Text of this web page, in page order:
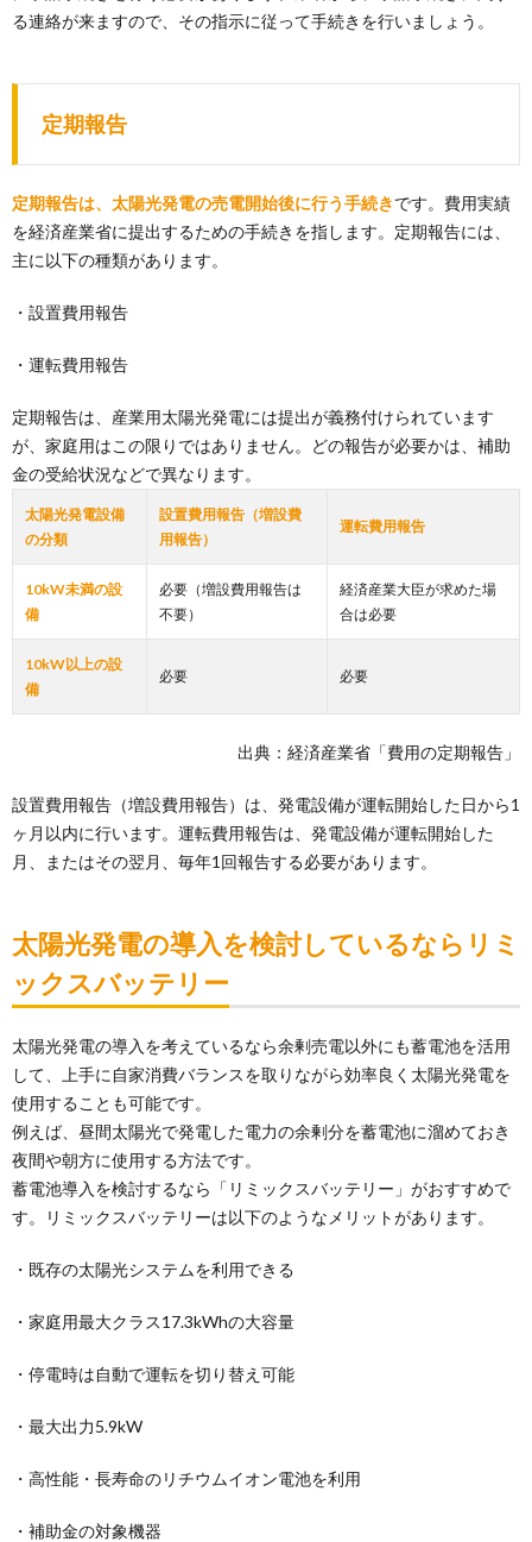
る連絡が来ますので、その指示に従って手続きを行いましょう。
定期報告
定期報告は、太陽光発電の売電開始後に行う手続きです。費用実績
を経済産業省に提出するための手続きを指します。定期報告には、
主に以下の種類があります。
・設置費用報告
・運転費用報告
定期報告は、産業用太陽光発電には提出が義務付けられています
が、家庭用はこの限りではありません。どの報告が必要かは、補助
金の受給状況などで異なります。
太陽光発電設備
の分類
設置費用報告（増設費
用報告）
運転費用報告
10kW未満の設
備
必要（増設費用報告は
不要）
経済産業大臣が求めた場
合は必要
10kW以上の設
備
必要 必要
出典：経済産業省「費用の定期報告」
設置費用報告（増設費用報告）は、発電設備が運転開始した日から1
ヶ月以内に行います。運転費用報告は、発電設備が運転開始した
月、またはその翌月、毎年1回報告する必要があります。
太陽光発電の導入を検討しているならリミ
ックスバッテリー
太陽光発電の導入を考えているなら余剰売電以外にも蓄電池を活用
して、上手に自家消費バランスを取りながら効率良く太陽光発電を
使用することも可能です。
例えば、昼間太陽光で発電した電力の余剰分を蓄電池に溜めておき
夜間や朝方に使用する方法です。
蓄電池導入を検討するなら「リミックスバッテリー」がおすすめで
す。リミックスバッテリーは以下のようなメリットがあります。
・既存の太陽光システムを利用できる
・家庭用最大クラス17.3kWhの大容量
・停電時は自動で運転を切り替え可能
・最大出力5.9kW
・高性能・長寿命のリチウムイオン電池を利用
・補助金の対象機器